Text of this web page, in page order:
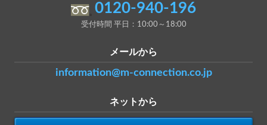
0120-940-196
受付時間 平日：10:00～18:00
メールから
information@m-connection.co.jp
ネットから